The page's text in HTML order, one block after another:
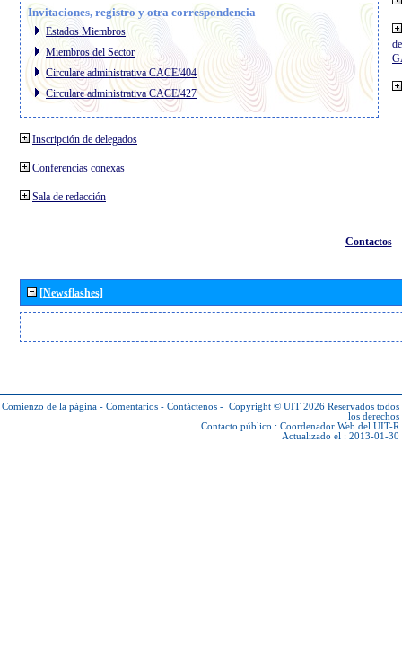
Invitaciones, registro y otra correspondencia
Estados Miembros
Miembros del Sector
Circulare administrativa CACE/404
Circulare administrativa CACE/427
Inscripción de delegados
Conferencias conexas
Sala de redacción
Contactos
[Newsflashes]
Comienzo de la página - Comentarios - Contáctenos - Copyright © UIT 2026 Reservados todos
los derechos
Contacto público : Coordenador Web del UIT-R
Actualizado el : 2013-01-30